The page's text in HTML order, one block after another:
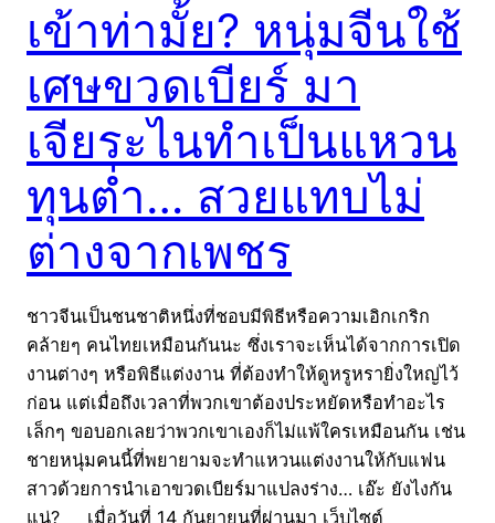
เข้าท่ามั้ย? หนุ่มจีนใช้
เศษขวดเบียร์ มา
เจียระไนทำเป็นแหวน
ทุนต่ำ… สวยแทบไม่
ต่างจากเพชร
ชาวจีนเป็นชนชาติหนึ่งที่ชอบมีพิธีหรือความเอิกเกริก
คล้ายๆ คนไทยเหมือนกันนะ ซึ่งเราจะเห็นได้จากการเปิด
งานต่างๆ หรือพิธีแต่งงาน ที่ต้องทำให้ดูหรูหรายิ่งใหญ่ไว้
ก่อน แต่เมื่อถึงเวลาที่พวกเขาต้องประหยัดหรือทำอะไร
เล็กๆ ขอบอกเลยว่าพวกเขาเองก็ไม่แพ้ใครเหมือนกัน เช่น
ชายหนุ่มคนนี้ที่พยายามจะทำแหวนแต่งงานให้กับแฟน
สาวด้วยการนำเอาขวดเบียร์มาแปลงร่าง… เอ๊ะ ยังไงกัน
แน่? เมื่อวันที่ 14 กันยายนที่ผ่านมา เว็บไซต์